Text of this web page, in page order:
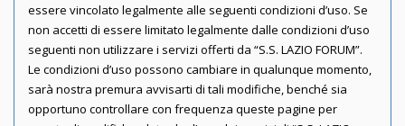
essere vincolato legalmente alle seguenti condizioni d’uso. Se
non accetti di essere limitato legalmente dalle condizioni d’uso
seguenti non utilizzare i servizi offerti da “S.S. LAZIO FORUM”.
Le condizioni d’uso possono cambiare in qualunque momento,
sarà nostra premura avvisarti di tali modifiche, benché sia
opportuno controllare con frequenza queste pagine per